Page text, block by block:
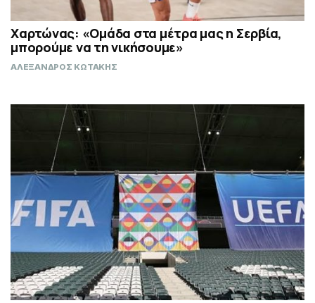
Χαρτώνας: «Ομάδα στα μέτρα μας η Σερβία,
μπορούμε να τη νικήσουμε»
ΑΛΕΞΑΝΔΡΟΣ ΚΩΤΑΚΗΣ